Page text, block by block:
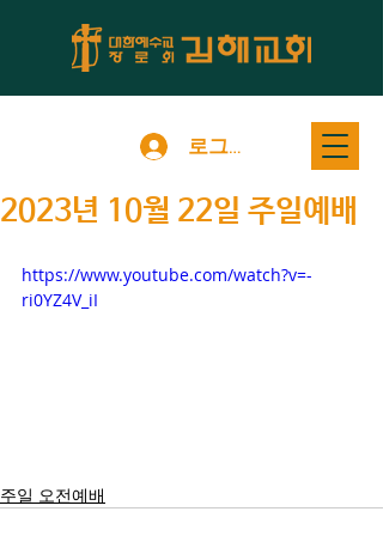
로그인
2023년 10월 22일 주일예배
https://www.youtube.com/watch?v=-
ri0YZ4V_iI
주일 오전예배